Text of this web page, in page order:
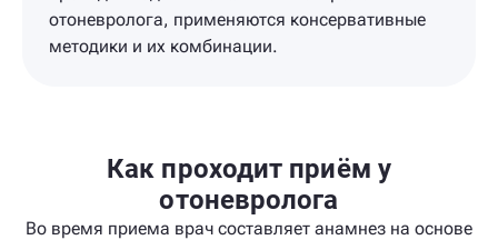
отоневролога, применяются консервативные
методики и их комбинации.
Как проходит приём у
отоневролога
Во время приема врач составляет анамнез на основе